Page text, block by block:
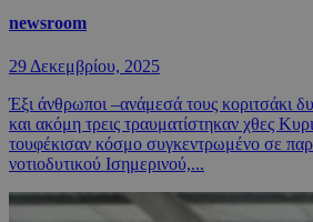
newsroom
29 Δεκεμβρίου, 2025
Έξι άνθρωποι –ανάμεσά τους κοριτσάκι
και ακόμη τρεις τραυματίστηκαν χθες
τουφέκισαν κόσμο συγκεντρωμένο σε
νοτιοδυτικού Ισημερινού,...